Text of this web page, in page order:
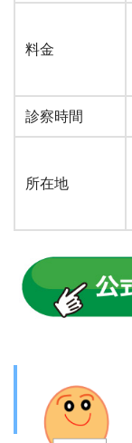
料金
診察時間
所在地